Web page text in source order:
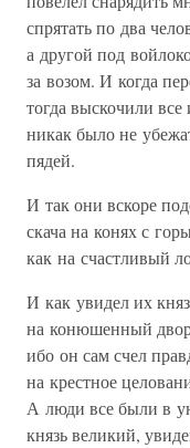
спрятать по два
а другой под
за возом. И когда
тогда выскочили
никак было не
пядей.
И так они вскоре
скача на конях с
как на счастливый
И как увидел их
на конюшенный
ибо он сам счел
на крестное
А люди все были в
князь великий,